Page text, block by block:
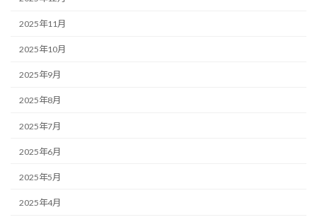
2025年11月
2025年10月
2025年9月
2025年8月
2025年7月
2025年6月
2025年5月
2025年4月